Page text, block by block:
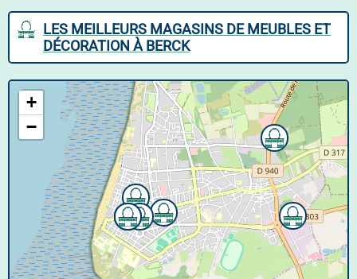
LES MEILLEURS MAGASINS DE MEUBLES ET
DÉCORATION À BERCK
+
−